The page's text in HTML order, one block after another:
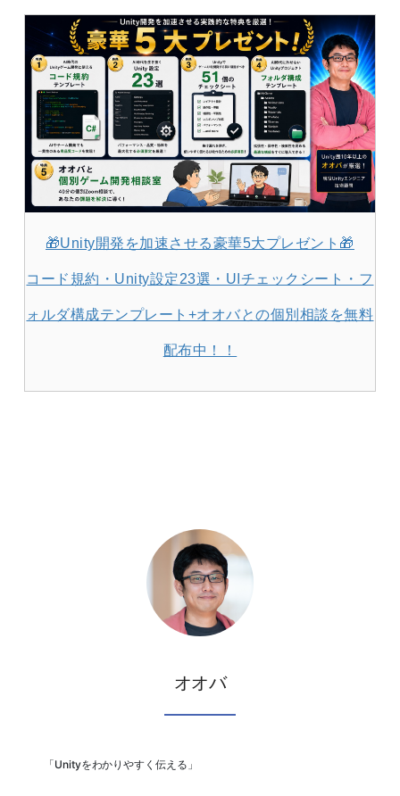
🎁Unity開発を加速させる豪華5大プレゼント🎁
コード規約・Unity設定23選・UIチェックシート・フ
ォルダ構成テンプレート+オオバとの個別相談を無料
配布中！！
オオバ
「Unityをわかりやすく伝える」